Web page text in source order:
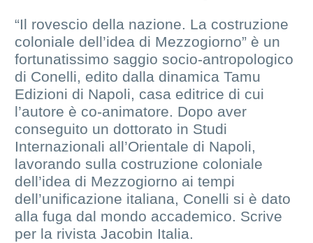
“Il rovescio della nazione. La costruzione
coloniale dell’idea di Mezzogiorno” è un
fortunatissimo saggio socio-antropologico
di Conelli, edito dalla dinamica Tamu
Edizioni di Napoli, casa editrice di cui
l’autore è co-animatore. Dopo aver
conseguito un dottorato in Studi
Internazionali all’Orientale di Napoli,
lavorando sulla costruzione coloniale
dell’idea di Mezzogiorno ai tempi
dell’unificazione italiana, Conelli si è dato
alla fuga dal mondo accademico. Scrive
per la rivista Jacobin Italia.